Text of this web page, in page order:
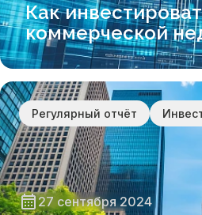
Как
коммерческой
Регулярный отчёт
27 сентября 2024